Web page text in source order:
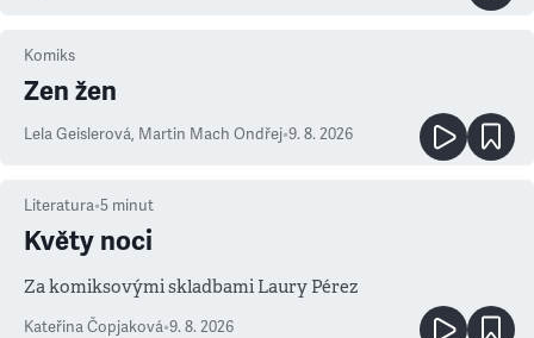
Komiks
Zen žen
Lela Geislerová, Martin Mach Ondřej•9. 8. 2026
Literatura•5 minut
Květy noci
Za komiksovými skladbami Laury Pérez
Kateřina Čopjaková•9. 8. 2026